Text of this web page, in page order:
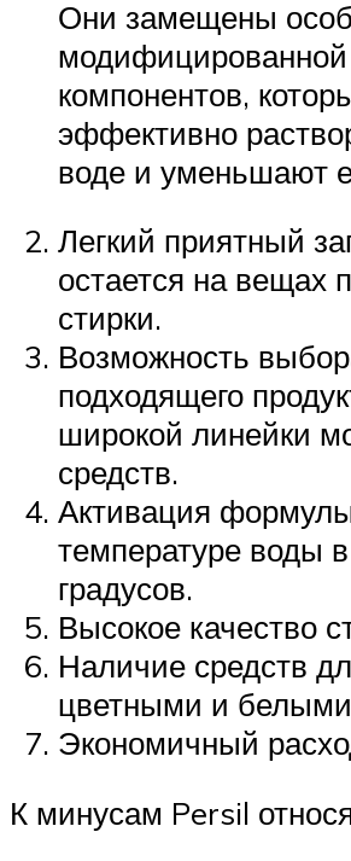
Они замещены
компонентов,
эффективно
воде и уменьшают
Легкий приятный
остается на вещах
стирки.
Возможность
подходящего
широкой линейки
средств.
Активация
температуре воды
градусов.
Высокое качество
Наличие средств
цветными и
Экономичный
К минусам Persil